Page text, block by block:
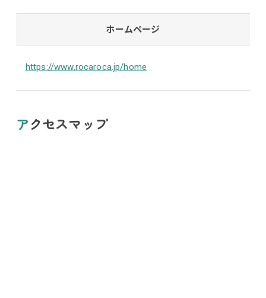
ホームページ
https://www.rocaroca.jp/home
アクセスマップ